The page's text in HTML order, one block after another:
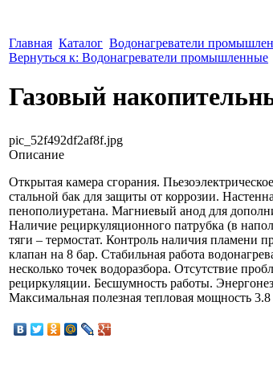
Главная Каталог Водонагреватели
Вернуться к: Водонагреватели промышленные
Газовый
pic_52f492df2af8f.jpg
Описание
Открытая камера сгорания.
стальной бак для защиты от коррозии.
пенополиуретана. Магниевый анод для
Наличие рециркуляционного патрубка (в
тяги – термостат. Контроль наличия пламени
клапан на 8 бар. Стабильная работа
несколько точек водоразбора. Отсутствие
рециркуляции. Бесшумность работы.
Максимальная полезная тепловая мощность